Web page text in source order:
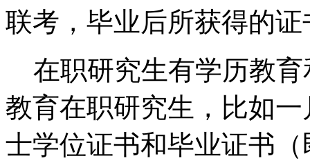
联考，毕业后所获得的
在职研究生有学历教育
教育在职研究生，比如
士学位证书和毕业证书